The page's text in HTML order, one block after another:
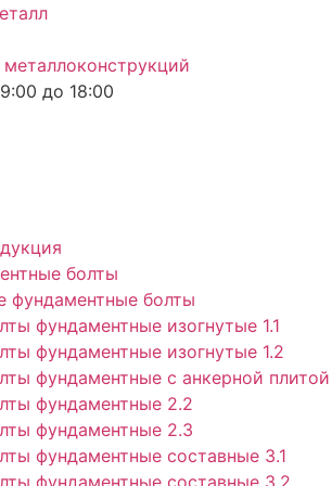
до 18:00
болты
фундаментные болты
фундаментные изогнутые 1.1
фундаментные изогнутые 1.2
фундаментные с анкерной плитой
фундаментные 2.2
фундаментные 2.3
фундаментные составные 3.1
фундаментные составные 3.2